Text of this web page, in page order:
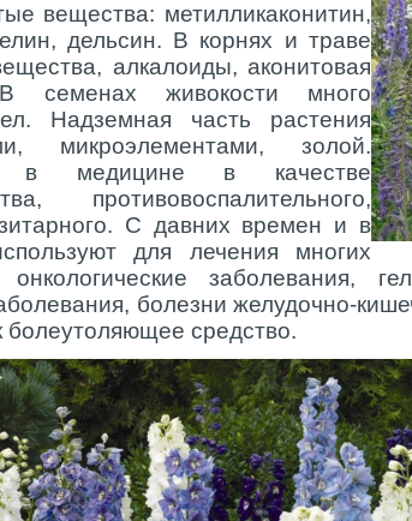
вещества: метилликаконитин,
дельсин. В корнях и траве
алкалоиды, аконитовая
семенах живокости много
Надземная часть растения
микроэлементами, золой.
в медицине в качестве
противовоспалительного,
С давних времен и в
для лечения многих
заболевания,
болезни желудочно-
болеутоляющее средство.